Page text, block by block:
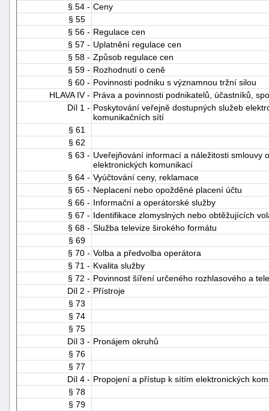
§ 54 - Ceny
§ 55
§ 56 - Regulace cen
§ 57 - Uplatnění regulace cen
§ 58 - Způsob regulace cen
§ 59 - Rozhodnutí o ceně
§ 60 - Povinnosti podniku s významnou tržní silou
HLAVA IV - Práva a povinnosti podnikatelů, účastníků,
Díl 1 - Poskytování veřejně dostupných služeb
komunikačních sítí
§ 61
§ 62
§ 63 - Uveřejňování informací a náležitosti smlouvy
elektronických komunikací
§ 64 - Vyúčtování ceny, reklamace
§ 65 - Neplacení nebo opožděné placení účtu
§ 66 - Informační a operátorské služby
§ 67 - Identifikace zlomyslných nebo obtěžujících
§ 68 - Služba televize širokého formátu
§ 69
§ 70 - Volba a předvolba operátora
§ 71 - Kvalita služby
§ 72 - Povinnost šíření určeného rozhlasového a
Díl 2 - Přístroje
§ 73
§ 74
§ 75
Díl 3 - Pronájem okruhů
§ 76
§ 77
Díl 4 - Propojení a přístup k sítím elektronických
§ 78
§ 79